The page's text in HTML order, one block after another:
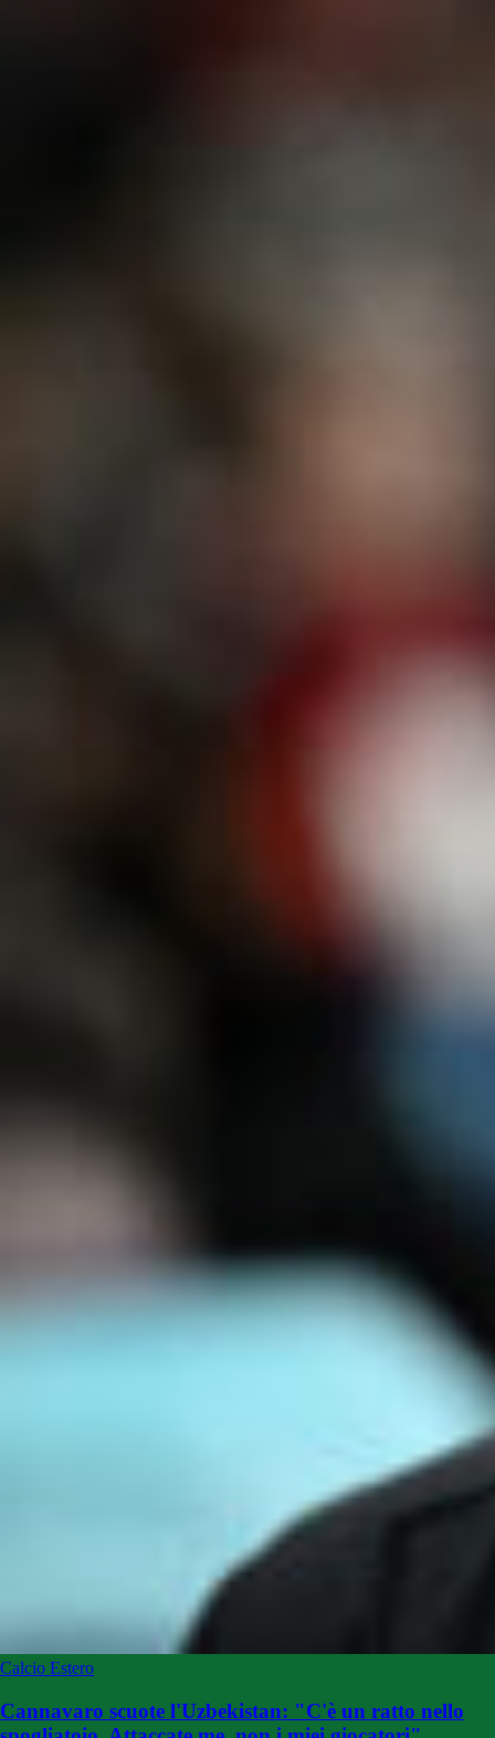
Calcio Estero
Cannavaro scuote l'Uzbekistan: "C'è un ratto nello